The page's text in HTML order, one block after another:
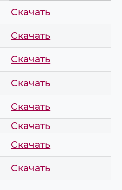
Скачать
Скачать
Скачать
Скачать
Скачать
Скачать
Скачать
Скачать